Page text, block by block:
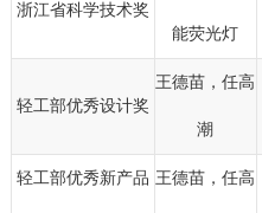
浙江省科学技术奖
能荧光灯
轻工部优秀设计奖
王德苗，任高
潮
轻工部优秀新产品 王德苗，任高